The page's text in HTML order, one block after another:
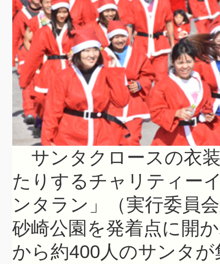
サンタクロースの衣
たりするチャリティー
ンタラン」（実行委員
砂崎公園を発着点に開
から約400人のサンタ